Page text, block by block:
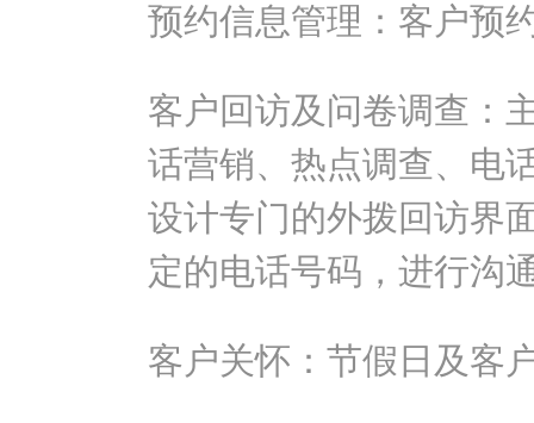
预约信息管理：客户预
客户回访及问卷调查：
话营销、热点调查、电
设计专门的外拨回访界
定的电话号码，进行沟
客户关怀：节假日及客